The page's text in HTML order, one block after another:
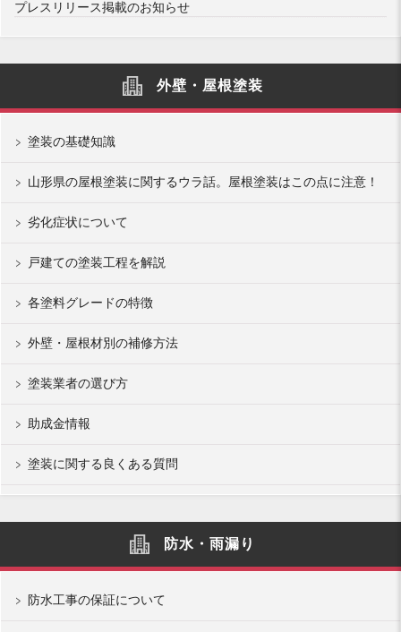
プレスリリース掲載のお知らせ
外壁・屋根塗装
塗装の基礎知識
山形県の屋根塗装に関するウラ話。屋根塗装はこの点に注意！
劣化症状について
戸建ての塗装工程を解説
各塗料グレードの特徴
外壁・屋根材別の補修方法
塗装業者の選び方
助成金情報
塗装に関する良くある質問
防水・雨漏り
防水工事の保証について